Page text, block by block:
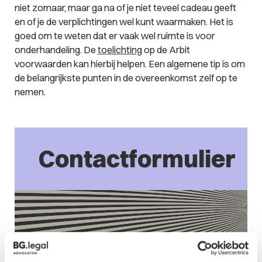
niet zomaar, maar ga na of je niet teveel cadeau geeft
en of je de verplichtingen wel kunt waarmaken. Het is
goed om te weten dat er vaak wel ruimte is voor
onderhandeling. De toelichtingop de Arbit
voorwaarden kan hierbij helpen. Een algemene tip is om
de belangrijkste punten in de overeenkomst zelf op te
nemen.
Contactformulier